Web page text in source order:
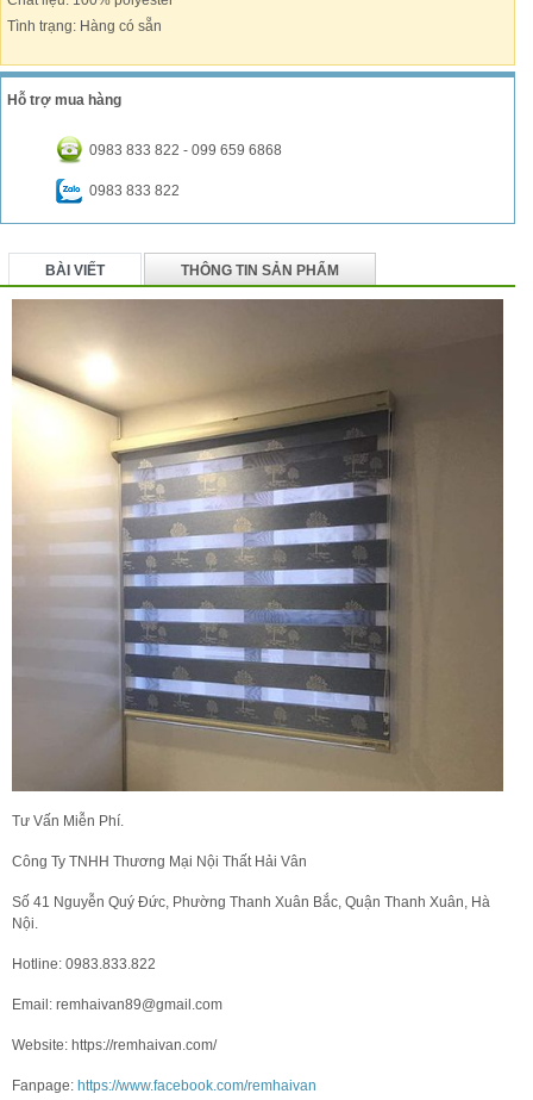
Tình trạng: Hàng có sẵn
Hỗ trợ mua hàng
0983 833 822 - 099 659 6868
0983 833 822
BÀI VIẾT THÔNG TIN SẢN PHẨM
Tư Vấn Miễn Phí.
Công Ty TNHH Thương Mại Nội Thất Hải Vân
Số 41 Nguyễn Quý Đức, Phường Thanh Xuân Bắc, Quận Thanh Xuân, Hà
Nội.
Hotline: 0983.833.822
Email: remhaivan89@gmail.com
Website: https://remhaivan.com/
Fanpage: https://www.facebook.com/remhaivan